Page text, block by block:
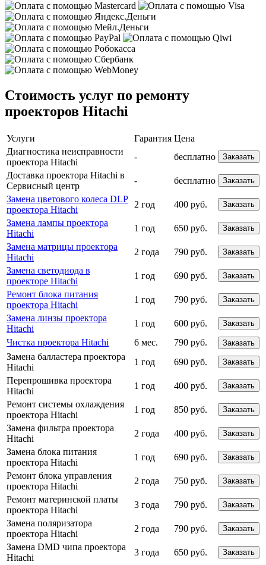
Стоимость услуг по ремонту
проекторов Hitachi
Услуги Гарантия Цена
Диагностика неисправности
проектора Hitachi
- бесплатно Заказать
Доставка проектора Hitachi в
Сервисный центр
- бесплатно Заказать
Замена цветового колеса DLP
проектора Hitachi
2 год 400 руб. Заказать
Замена лампы проектора
Hitachi
1 год 650 руб. Заказать
Замена матрицы проектора
Hitachi
2 года 790 руб. Заказать
Замена светодиода в
проекторе Hitachi
1 год 690 руб. Заказать
Ремонт блока питания
проектора Hitachi
1 год 790 руб. Заказать
Замена линзы проектора
Hitachi
1 год 600 руб. Заказать
Чистка проектора Hitachi 6 мес. 790 руб. Заказать
Замена балластера проектора
Hitachi
1 год 690 руб. Заказать
Перепрошивка проектора
Hitachi
1 год 400 руб. Заказать
Ремонт системы охлаждения
проектора Hitachi
1 год 850 руб. Заказать
Замена фильтра проектора
Hitachi
2 года 400 руб. Заказать
Замена блока питания
проектора Hitachi
1 год 690 руб. Заказать
Ремонт блока управления
проектора Hitachi
2 года 750 руб. Заказать
Ремонт материнской платы
проектора Hitachi
3 года 790 руб. Заказать
Замена поляризатора
проектора Hitachi
2 года 790 руб. Заказать
Замена DMD чипа проектора
Hitachi
3 года 650 руб. Заказать